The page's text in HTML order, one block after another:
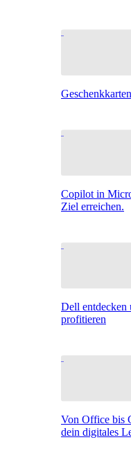
Copilot in
Ziel erreichen.
Dell entdecken
profitieren
Von Office bis
dein digitales